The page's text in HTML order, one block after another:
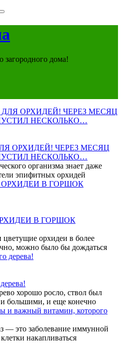
загородного дома!
ОРХИДЕЙ! ЧЕРЕЗ МЕСЯЦ
НЕСКОЛЬКО…
организма знает даже
эпифитных орхидей
В ГОРШОК
цветущие орхидеи в более
можно было бы дождаться
хорошо росло, ствол был
большими, и eщe конeчно
и важный витамин, которого
— это заболевание иммунной
накапливаться